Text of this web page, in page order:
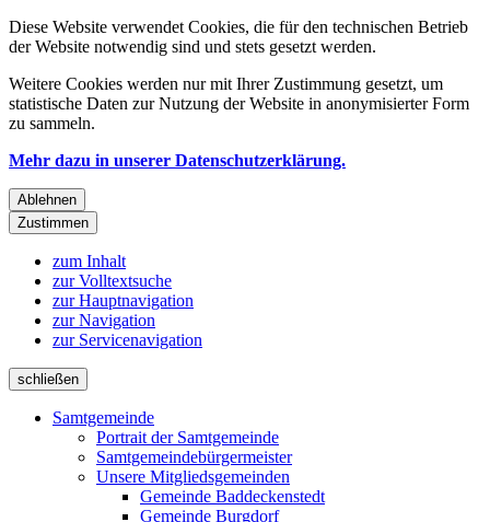
Diese Website verwendet Cookies, die für den technischen Betrieb
der Website notwendig sind und stets gesetzt werden.
Weitere Cookies werden nur mit Ihrer Zustimmung gesetzt, um
statistische Daten zur Nutzung der Website in anonymisierter Form
zu sammeln.
Mehr dazu in unserer Datenschutzerklärung.
Ablehnen
Zustimmen
zum Inhalt
zur Volltextsuche
zur Hauptnavigation
zur Navigation
zur Servicenavigation
schließen
Samtgemeinde
Portrait der Samtgemeinde
Samtgemeindebürgermeister
Unsere Mitgliedsgemeinden
Gemeinde Baddeckenstedt
Gemeinde Burgdorf